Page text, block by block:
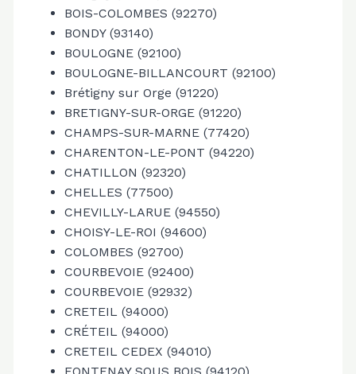
BOIS-COLOMBES (92270)
BONDY (93140)
BOULOGNE (92100)
BOULOGNE-BILLANCOURT (92100)
Brétigny sur Orge (91220)
BRETIGNY-SUR-ORGE (91220)
CHAMPS-SUR-MARNE (77420)
CHARENTON-LE-PONT (94220)
CHATILLON (92320)
CHELLES (77500)
CHEVILLY-LARUE (94550)
CHOISY-LE-ROI (94600)
COLOMBES (92700)
COURBEVOIE (92400)
COURBEVOIE (92932)
CRETEIL (94000)
CRÉTEIL (94000)
CRETEIL CEDEX (94010)